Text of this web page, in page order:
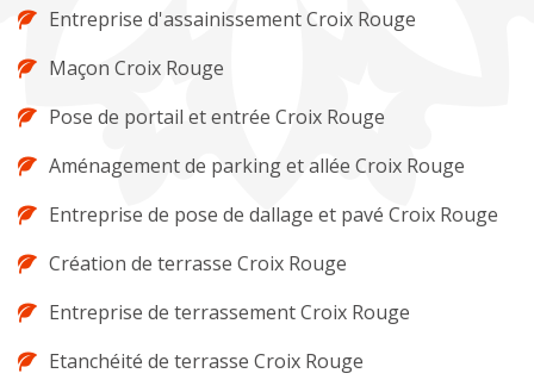
Entreprise d'assainissement Croix Rouge
Maçon Croix Rouge
Pose de portail et entrée Croix Rouge
Aménagement de parking et allée Croix Rouge
Entreprise de pose de dallage et pavé Croix Rouge
Création de terrasse Croix Rouge
Entreprise de terrassement Croix Rouge
Etanchéité de terrasse Croix Rouge